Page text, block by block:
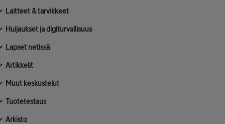
Laitteet & tarvikkeet
Huijaukset ja digiturvallisuus
Lapset netissä
Artikkelit
Muut keskustelut
Tuotetestaus
Arkisto